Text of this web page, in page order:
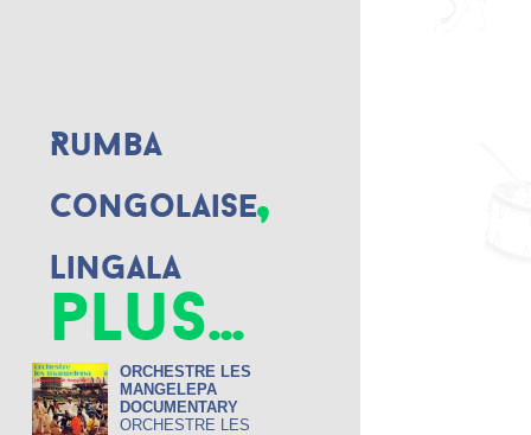
Rumba
congolaise,
Lingala
plus...
ORCHESTRE LES
MANGELEPA
DOCUMENTARY
ORCHESTRE LES